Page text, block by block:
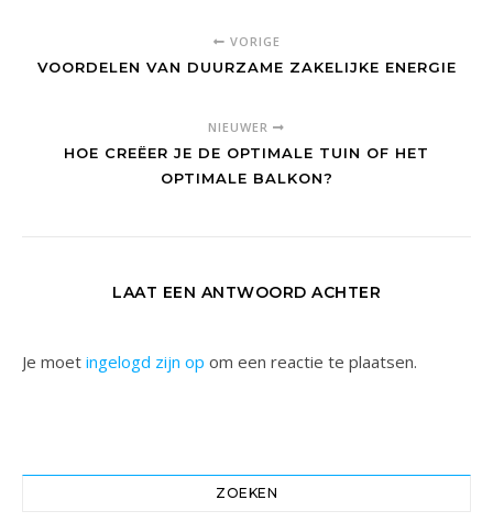
VORIGE
VOORDELEN VAN DUURZAME ZAKELIJKE ENERGIE
NIEUWER
HOE CREËER JE DE OPTIMALE TUIN OF HET
OPTIMALE BALKON?
LAAT EEN ANTWOORD ACHTER
Je moet ingelogd zijn op om een reactie te plaatsen.
ZOEKEN